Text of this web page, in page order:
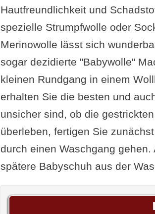
Hautfreundlichkeit und
spezielle Strumpfwolle oder
Merinowolle lässt sich
sogar dezidierte "Babywolle"
kleinen Rundgang in einem
erhalten Sie die besten und
unsicher sind, ob die
überleben, fertigen Sie
durch einen Waschgang
spätere Babyschuh aus der